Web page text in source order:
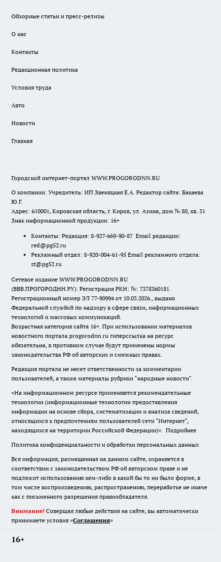
Обзорные статьи и пресс-релизы
О нас
Контакты
Редакционная политика
Условия труда
Авто
Новости
Главная
Городской интернет-портал WWW.PROGORODNN.RU
О компании: Учредитель: ИП Звеняцкая Е.А. Редактор сайта: Бакаева
Ю.Г.
Адрес: 610001, Кировская область, г. Киров, ул. Азина, дом № 80, кв. 31
Знак информационной продукции: 16+
Контакты: Редакция: 8-927-669-90-87 Email редакции:
red@pg52.ru
Рекламный отдел: 8-920-004-61-95 Email рекламного отдела:
st@pg52.ru
Сетевое издание WWW.PROGORODNN.RU
(ВВВ.ПРОГОРОДНН.РУ). Регистрация РКН: №: 7378360181.
Регистрационный номер ЭЛ 77-90994 от 10.03.2026., выдано
Федеральной службой по надзору в сфере связи, информационных
технологий и массовых коммуникаций.
Возрастная категория сайта 16+. При использовании материалов
новостного портала progorodnn.ru гиперссылка на ресурс
обязательна, в противном случае будут применены нормы
законодательства РФ об авторских и смежных правах.
Редакция портала не несет ответственности за комментарии
пользователей, а также материалы рубрики "народные новости".
«На информационном ресурсе применяются рекомендательные
технологии (информационные технологии предоставления
информации на основе сбора, систематизации и анализа сведений,
относящихся к предпочтениям пользователей сети "Интернет",
находящихся на территории Российской Федерации)». Подробнее
Политика конфиденциальности и обработки персональных данных
Вся информация, размещенная на данном сайте, охраняется в
соответствии с законодательством РФ об авторском праве и не
подлежит использованию кем-либо в какой бы то ни было форме, в
том числе воспроизведению, распространению, переработке не иначе
как с письменного разрешения правообладателя.
Внимание! Совершая любые действия на сайте, вы автоматически
принимаете условия «Cоглашения»
16+